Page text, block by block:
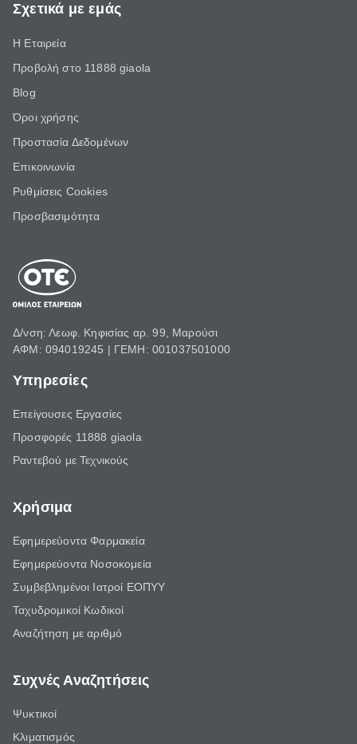
Σχετικά με εμάς
Η Εταιρεία
Προβολή στο 11888 giaola
Blog
Όροι χρήσης
Προστασία Δεδομένων
Επικοινωνία
Ρυθμίσεις Cookies
Προσβασιμότητα
Δ/νση: Λεωφ. Κηφισίας αρ. 99, Μαρούσι
ΑΦΜ: 094019245 | ΓΕΜΗ: 001037501000
Υπηρεσίες
Επείγουσες Εργασίες
Προσφορές 11888 giaola
Ραντεβού με Τεχνικούς
Χρήσιμα
Εφημερεύοντα Φαρμακεία
Εφημερεύοντα Νοσοκομεία
Συμβεβλημένοι Ιατροί ΕΟΠΥΥ
Ταχυδρομικοί Κωδικοί
Αναζήτηση με αριθμό
Συχνές Αναζητήσεις
Ψυκτικοί
Κλιματισμός